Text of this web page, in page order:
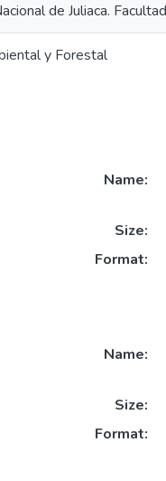
de Juliaca.
y Forestal
Name:
Size:
Format:
Name:
Size:
Format: